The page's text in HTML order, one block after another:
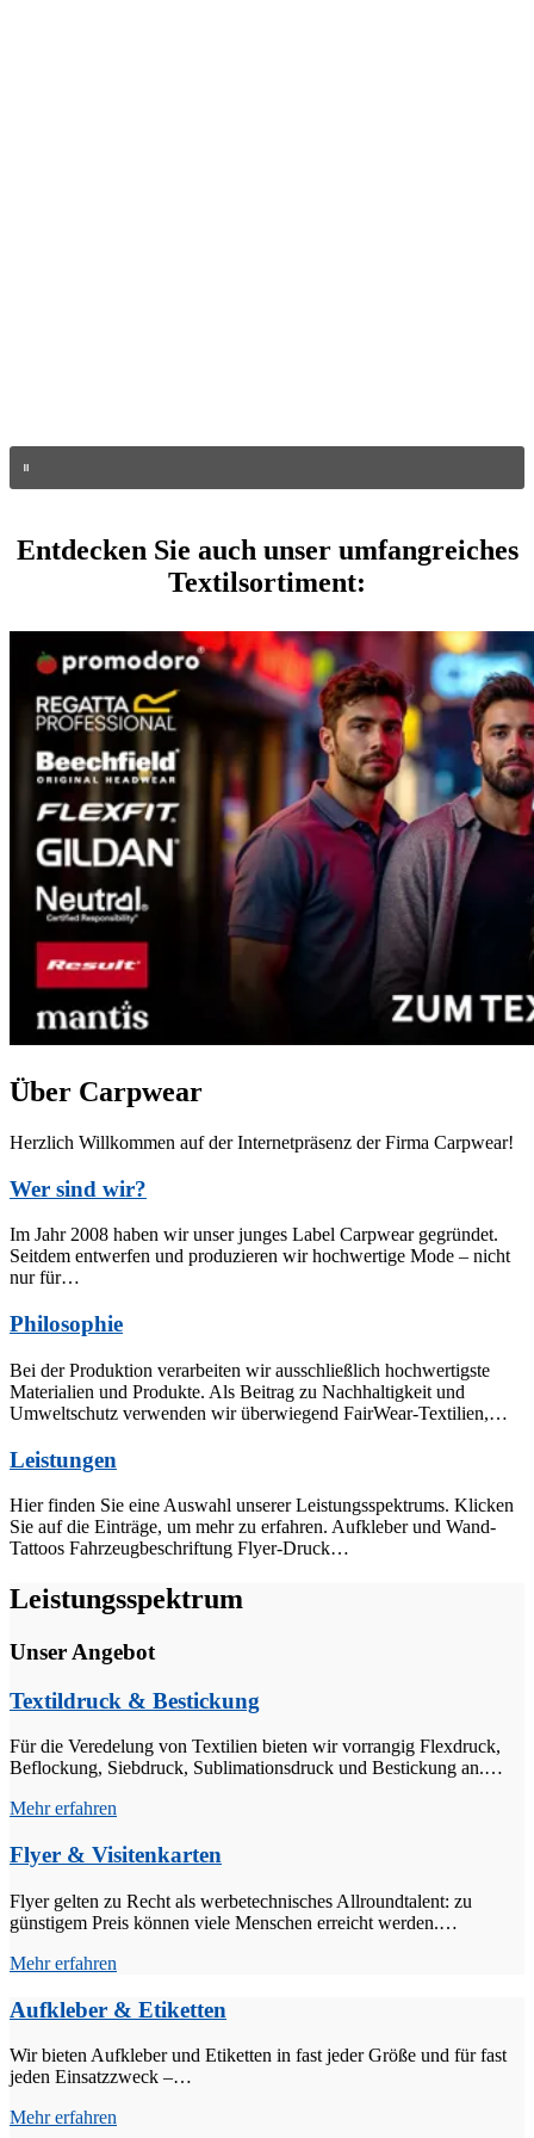
Entdecken Sie auch unser umfangreiches
Textilsortiment:
Über Carpwear
Herzlich Willkommen auf der Internetpräsenz der Firma Carpwear!
Wer sind wir?
Im Jahr 2008 haben wir unser junges Label Carpwear gegründet.
Seitdem entwerfen und produzieren wir hochwertige Mode – nicht
nur für…
Philosophie
Bei der Produktion verarbeiten wir ausschließlich hochwertigste
Materialien und Produkte. Als Beitrag zu Nachhaltigkeit und
Umweltschutz verwenden wir überwiegend FairWear-Textilien,…
Leistungen
Hier finden Sie eine Auswahl unserer Leistungsspektrums. Klicken
Sie auf die Einträge, um mehr zu erfahren. Aufkleber und Wand-
Tattoos Fahrzeugbeschriftung Flyer-Druck…
Leistungsspektrum
Unser Angebot
Textildruck & Bestickung
Für die Veredelung von Textilien bieten wir vorrangig Flexdruck,
Beflockung, Siebdruck, Sublimationsdruck und Bestickung an.…
Mehr erfahren
Flyer & Visitenkarten
Flyer gelten zu Recht als werbetechnisches Allroundtalent: zu
günstigem Preis können viele Menschen erreicht werden.…
Mehr erfahren
Aufkleber & Etiketten
Wir bieten Aufkleber und Etiketten in fast jeder Größe und für fast
jeden Einsatzzweck –…
Mehr erfahren